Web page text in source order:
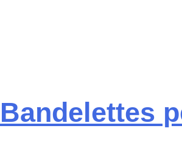
Bandelettes